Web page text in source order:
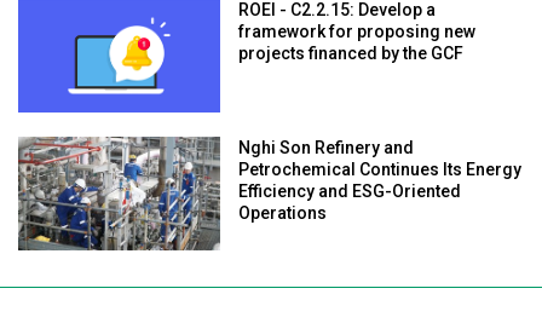
ROEI - C2.2.15: Develop a
framework for proposing new
projects financed by the GCF
Nghi Son Refinery and
Petrochemical Continues Its Energy
Efficiency and ESG-Oriented
Operations